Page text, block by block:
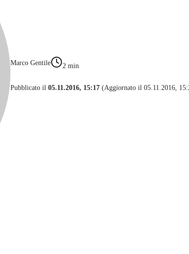
Marco Gentile 2 min
Pubblicato il 05.11.2016, 15:17 (Aggiornato il 05.11.2016,